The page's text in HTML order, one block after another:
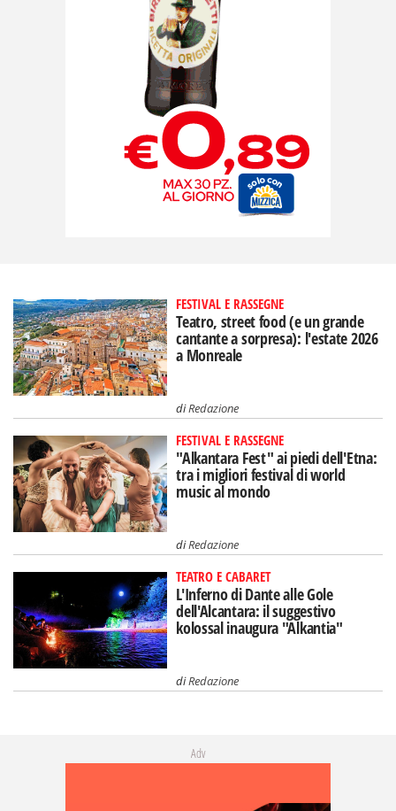
FESTIVAL E RASSEGNE
Teatro, street food (e un grande
cantante a sorpresa): l'estate 2026
a Monreale
diRedazione
FESTIVAL E RASSEGNE
"Alkantara Fest" ai piedi dell'Etna:
tra i migliori festival di world
music al mondo
diRedazione
TEATRO E CABARET
L'Inferno di Dante alle Gole
dell'Alcantara: il suggestivo
kolossal inaugura "Alkantia"
diRedazione
Adv